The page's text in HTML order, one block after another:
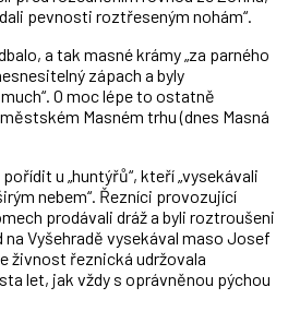
pevnosti roztřeseným nohám“.
a tak masné krámy „za parného
zápach a byly
O moc lépe to ostatně
Masném trhu (dnes Masná
u „huntýřů“, kteří „vysekávali
nebem“. Řezníci provozující
prodávali dráž a byli roztroušeni
na Vyšehradě vysekával maso Josef
živnost řeznická udržovala
let, jak vždy s oprávněnou pýchou